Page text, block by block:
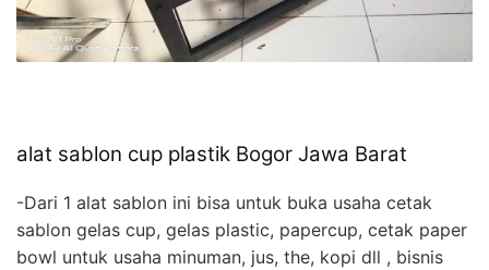
alat sablon cup plastik Bogor Jawa Barat
-Dari 1 alat sablon ini bisa untuk buka usaha cetak
sablon gelas cup, gelas plastic, papercup, cetak paper
bowl untuk usaha minuman, jus, the, kopi dll , bisnis